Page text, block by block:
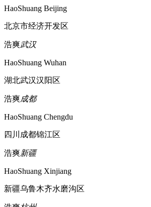
HaoShuang Beijing
北京市经济开发区
浩爽武汉
HaoShuang Wuhan
湖北武汉汉阳区
浩爽成都
HaoShuang Chengdu
四川成都锦江区
浩爽新疆
HaoShuang Xinjiang
新疆乌鲁木齐水磨沟区